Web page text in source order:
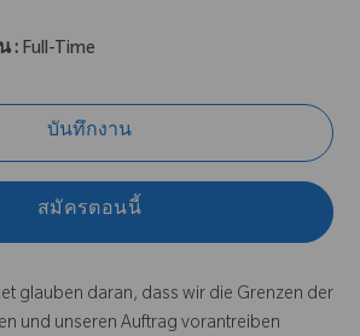
: Full-Time
บันทึกงาน
สมัครตอนนี้
glauben daran, dass wir die Grenzen der
und unseren Auftrag vorantreiben